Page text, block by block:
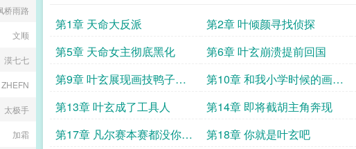
第1章 天命大反派 第2章 叶倾颜寻找侦探
第5章 天命女主彻底黑化
第6章 叶玄崩溃提前回国
第9章 叶玄展现画技鸭子震
撼全场
第10章 和我小学时候的画差
不多吧
第13章 叶玄成了工具人 第14章 即将截胡主角奔现
第17章 凡尔赛本赛都没你这
第18章 你就是叶玄吧
桥雨路
文顺
漠七七
ZHEFN
太极手
加霜